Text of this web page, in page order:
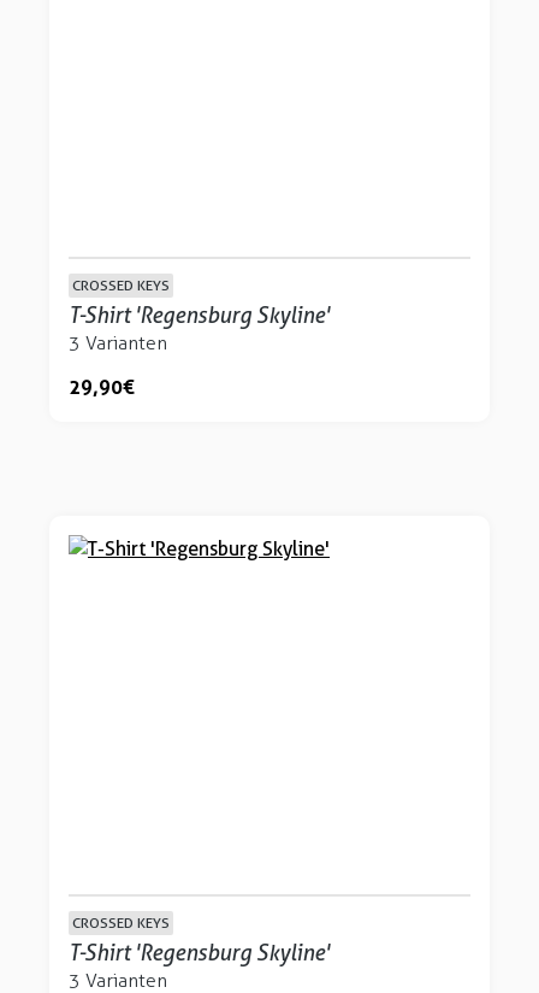
CROSSED KEYS
T-Shirt 'Regensburg Skyline'
3 Varianten
29,90 €
CROSSED KEYS
T-Shirt 'Regensburg Skyline'
3 Varianten